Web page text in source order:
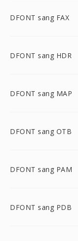
DFONT sang FAX
DFONT sang HDR
DFONT sang MAP
DFONT sang OTB
DFONT sang PAM
DFONT sang PDB